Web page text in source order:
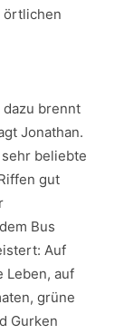
örtlichen
dazu brennt
Jonathan.
beliebte
gut
Bus
Auf
Leben, auf
grüne
Gurken